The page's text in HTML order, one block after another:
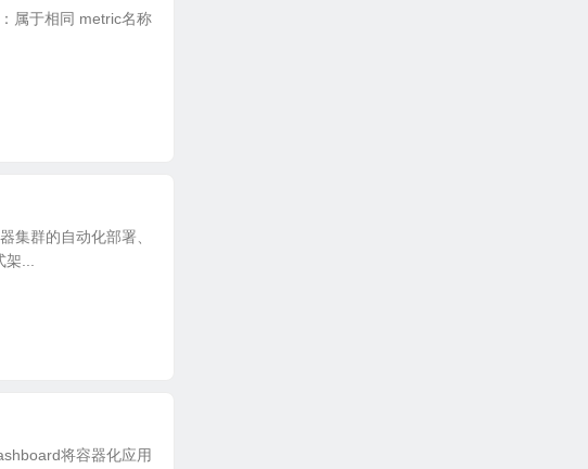
属于相同 metric名称
集群的自动化部署、
...
将容器化应用